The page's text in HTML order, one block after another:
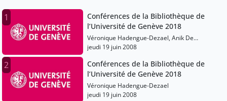
1
Conférences de la Bibliothèque de
l’Université de Genève 2018
Véronique Hadengue-Dezael, Anik De
Ribaupierre
jeudi 19 juin 2008
2
Conférences de la Bibliothèque de
l’Université de Genève 2018
Véronique Hadengue-Dezael
jeudi 19 juin 2008